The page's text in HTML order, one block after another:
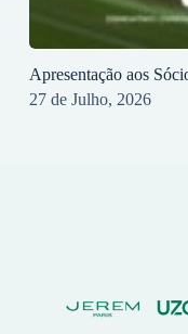
Apresentação aos
27 de Julho, 2026